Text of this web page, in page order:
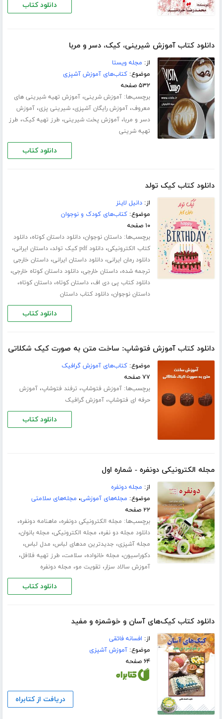
دانلود کتاب
دانلود کتاب آموزش شیرینی، کیک، دسر و مربا
از: مجله ویستا
موضوع:کتاب‌های آموزش آشپزی
۵۳۲ صفحه
برچسب‌ها:آموزش شرینی،آموزش تهیه شیرینی های
معروف،آموزش رایگان آشپزی،شیرینی پزی،آموزش
دسر و مربا،آموزش پخت شیرینی، طرز تهیه کیک، طرز
تهیه شرینی
دانلود کتاب
دانلود کتاب کیک تولد
از:دانیل لاینز
موضوع:کتاب‌های کودک و نوجوان
۱۰ صفحه
برچسب‌ها:داستان نوجوان،دانلود داستان کوتاه،دانلود
کتاب الکترونیکی،دانلود pdf کیک تولد ،داستان ایرانی،
دانلود رمان ایرانی،دانلود داستان ایرانی،داستان خارجی
ترجمه شده،داستان خارجی،دانلود داستان کوتاه خارجی،
دانلود کتاب پی دی اف،داستان کوتاه،داستان کوتاه،
داستان نوجوان،دانلود کتاب داستان
دانلود کتاب
دانلود کتاب آموزش فتوشاپ: ساخت متن به صورت کیک شکلاتی
موضوع:کتاب‌های آموزش گرافیک
۷۷ صفحه
برچسب‌ها:آموزش فتوشاپ، ترفند فتوشاپ،آموزش
حرفه ای فتوشاپ،آموزش گرافیک
دانلود کتاب
مجله الکترونیکی دونفره - شماره اول
از: مجله دونفره
موضوع: مجله‌های آموزشی، مجله‌های سلامتی
۲۲ صفحه
برچسب‌ها: مجله الکترونیکی دونفره، ماهنامه دونفره،
دانلود مجله دو نفره، مجله الکترونیکی، مجله بانوان،
مجله آشپزی، جدیدترین مدهای لباس، مدل لباس،
دکوراسیون، مجله خانواده، سلامت، طرز تهیه فلافل،
آموزش سالاد سزار، تقویت مو، مجله دونفره
دانلود کتاب
دانلود کتاب کیک‌های آسان و خوشمزه و مفید
از: افسانه فائقی
موضوع:آموزش آشپزی
۶۴ صفحه
دریافت از کتابراه